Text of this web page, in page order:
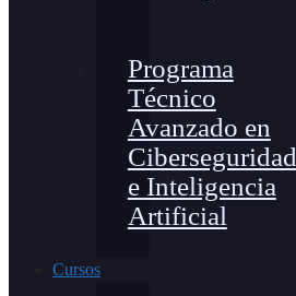
Programa
Técnico
Avanzado en
Ciberseguridad
e Inteligencia
Artificial
Cursos